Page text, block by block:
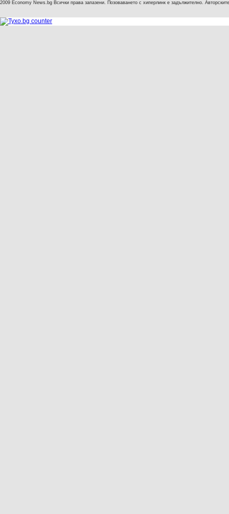
2009 Economy News.bg Всички права запазени. Позоваването с хиперлинк е задължително.